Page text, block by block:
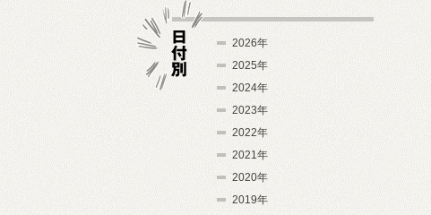
2026年
2025年
2024年
2023年
2022年
2021年
2020年
2019年